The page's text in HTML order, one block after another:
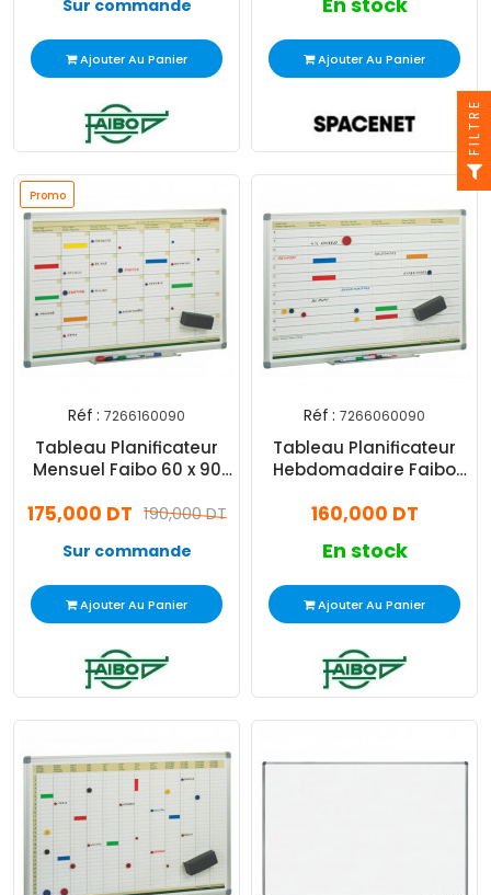
Sur commande
Ajouter Au Panier Ajouter Au Panier
Promo
Réf : 7266160090
Tableau Planificateur
Mensuel Faibo 60 x 90
190,000 DT
175,000 DT
Sur commande
Ajouter Au Panier
Réf : 7266060090
Tableau Planificateur
Hebdomadaire Faibo
160,000 DT
En stock
Ajouter Au Panier
FILTRE